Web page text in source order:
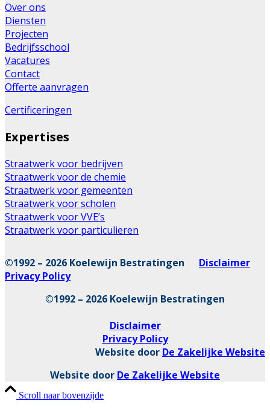
Over ons
Diensten
Projecten
Bedrijfsschool
Vacatures
Contact
Offerte aanvragen
Certificeringen
Expertises
Straatwerk voor bedrijven
Straatwerk voor de chemie
Straatwerk voor gemeenten
Straatwerk voor scholen
Straatwerk voor VVE’s
Straatwerk voor particulieren
©1992 – 2026 Koelewijn Bestratingen Disclaimer
Privacy Policy
©1992 – 2026 Koelewijn Bestratingen
Disclaimer
Privacy Policy
Website door De Zakelijke Website
Website door De Zakelijke Website
Scroll naar bovenzijde